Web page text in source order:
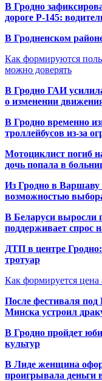
В Гродно
дороге Р-145:
В Гродненском
Как формируются
можно доверять
В Гродно ГАИ
о изменении
В Гродно временно
троллейбусов из-за
Мотоциклист погиб
дочь попала в
Из Гродно в Варшаву
возможностью
В Беларуси выросли
поддерживает спрос
ДТП в центре
тротуар
Как формируется
После фестиваля
Минска устроил
В Гродно пройдет
культур
В Лиде женщина
проигрывала деньги